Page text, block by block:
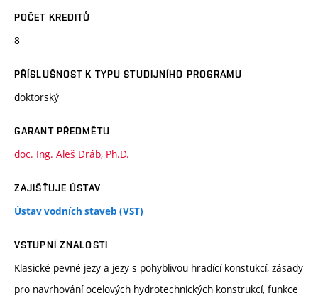
POČET KREDITŮ
8
PŘÍSLUŠNOST K TYPU STUDIJNÍHO PROGRAMU
doktorský
GARANT PŘEDMĚTU
doc. Ing. Aleš Dráb, Ph.D.
ZAJIŠŤUJE ÚSTAV
Ústav vodních staveb (VST)
VSTUPNÍ ZNALOSTI
Klasické pevné jezy a jezy s pohyblivou hradící konstukcí, zásady
pro navrhování ocelových hydrotechnických konstrukcí, funkce